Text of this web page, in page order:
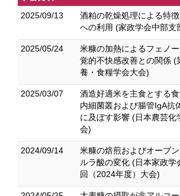
2025/09/13
酒粕の乾燥処理による特
への利用 (家政学会中部支
2025/05/24
米糠の加熱によるフェノ
覚的不快感改善との関係 (
養・食糧学会大会)
2025/03/07
酒造好適米を主食とする
内細菌叢および腸管IgA抗
に及ぼす影響 (日本農芸化
会)
2024/09/14
米糠の焙煎およびオーブ
ルラ酸の変化 (日本家政学
回（2024年度）大会)